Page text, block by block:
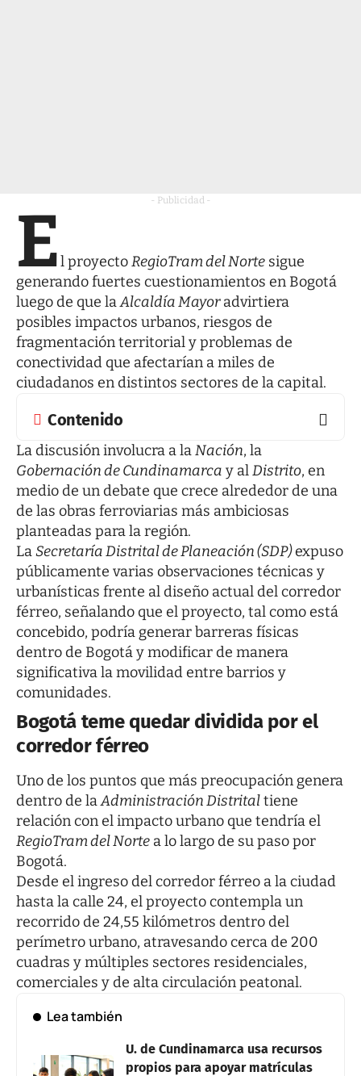
- Publicidad -
El proyectoRegioTram del Norte sigue
generando fuertes cuestionamientos en Bogotá
luego de que laAlcaldía Mayoradvirtiera
posibles impactos urbanos, riesgos de
fragmentación territorial y problemas de
conectividad que afectarían a miles de
ciudadanos en distintos sectores de la capital.
Contenido
La discusión involucra a laNación, la
Gobernación de Cundinamarca y alDistrito, en
medio de un debate que crece alrededor de una
de las obras ferroviarias más ambiciosas
planteadas para la región.
LaSecretaría Distrital de Planeación (SDP)expuso
públicamente varias observaciones técnicas y
urbanísticas frente al diseño actual del corredor
férreo, señalando que el proyecto, tal como está
concebido, podría generar barreras físicas
dentro de Bogotá y modificar de manera
significativa la movilidad entre barrios y
comunidades.
Bogotá teme quedar dividida por el
corredor férreo
Uno de los puntos que más preocupación genera
dentro de laAdministración Distritaltiene
relación con el impacto urbano que tendría el
RegioTram del Norte a lo largo de su paso por
Bogotá.
Desde el ingreso del corredor férreo a la ciudad
hasta la calle 24, el proyecto contempla un
recorrido de 24,55 kilómetros dentro del
perímetro urbano, atravesando cerca de 200
cuadras y múltiples sectores residenciales,
comerciales y de alta circulación peatonal.
Lea también
U. de Cundinamarca usa recursos
propios para apoyar matrículas